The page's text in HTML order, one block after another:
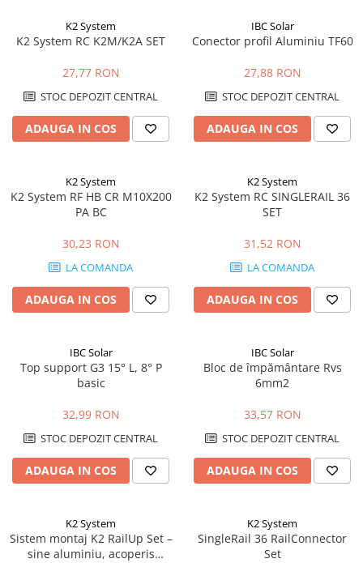
K2 System
K2 System RC K2M/K2A SET
27,77 RON
STOC DEPOZIT CENTRAL
ADAUGA IN COS
IBC Solar
Conector profil Aluminiu TF60
27,88 RON
STOC DEPOZIT CENTRAL
ADAUGA IN COS
K2 System
K2 System RF HB CR M10X200
PA BC
30,23 RON
LA COMANDA
ADAUGA IN COS
K2 System
K2 System RC SINGLERAIL 36
SET
31,52 RON
LA COMANDA
ADAUGA IN COS
IBC Solar
Top support G3 15° L, 8° P
basic
32,99 RON
STOC DEPOZIT CENTRAL
ADAUGA IN COS
IBC Solar
Bloc de împământare Rvs
6mm2
33,57 RON
STOC DEPOZIT CENTRAL
ADAUGA IN COS
K2 System
Sistem montaj K2 RailUp Set –
sine aluminiu, acoperis
K2 System
SingleRail 36 RailConnector
Set